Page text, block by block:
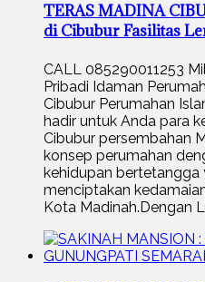
TERAS MADINA
di Cibubur Fasilitas
CALL 085290011253
Pribadi Idaman
Cibubur Perumahan
hadir untuk Anda para
Cibubur persembahan
konsep perumahan
kehidupan bertetangga
menciptakan
Kota Madinah.Dengan